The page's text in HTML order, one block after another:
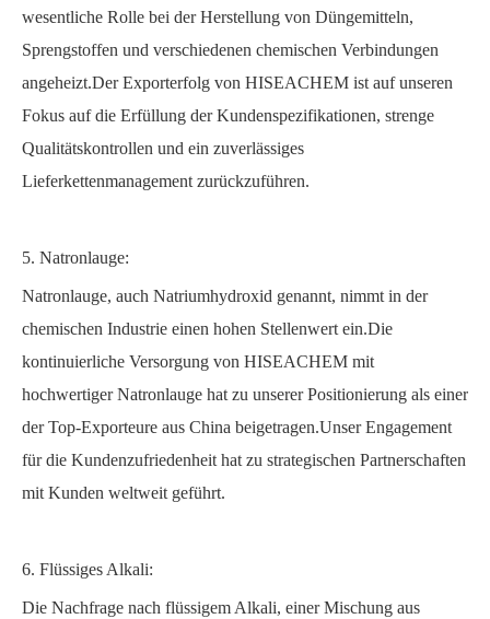
wesentliche Rolle bei der Herstellung von Düngemitteln,
Sprengstoffen und verschiedenen chemischen Verbindungen
angeheizt.Der Exporterfolg von HISEACHEM ist auf unseren
Fokus auf die Erfüllung der Kundenspezifikationen, strenge
Qualitätskontrollen und ein zuverlässiges
Lieferkettenmanagement zurückzuführen.
5. Natronlauge:
Natronlauge, auch Natriumhydroxid genannt, nimmt in der
chemischen Industrie einen hohen Stellenwert ein.Die
kontinuierliche Versorgung von HISEACHEM mit
hochwertiger Natronlauge hat zu unserer Positionierung als einer
der Top-Exporteure aus China beigetragen.Unser Engagement
für die Kundenzufriedenheit hat zu strategischen Partnerschaften
mit Kunden weltweit geführt.
6. Flüssiges Alkali:
Die Nachfrage nach flüssigem Alkali, einer Mischung aus